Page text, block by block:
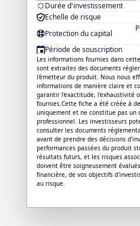
Durée d'investissement
Echelle de risque
Protection du capital
Période de souscription
Les informations fournies dans
sont extraites des documents
l'émetteur du produit. Nous nous
informations de manière claire et
garantir l'exactitude, l'exhaustivité
fournies.Cette fiche a été créée à
uniquement et ne constitue pas un
professionnel. Les investisseurs
consulter les documents
avant de prendre des décisions
performances passées du produit
résultats futurs, et les risques
doivent être soigneusement
financière, de vos objectifs
au risque.